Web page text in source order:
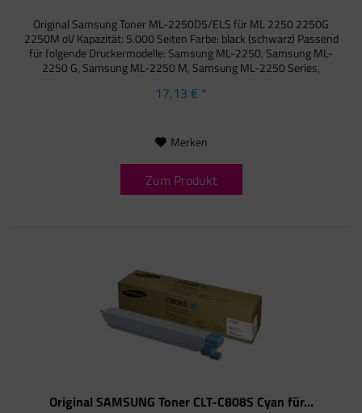
Original Samsung Toner ML-2250D5/ELS für ML 2250 2250G
2250M oV Kapazität: 5.000 Seiten Farbe: black (schwarz) Passend
für folgende Druckermodelle: Samsung ML-2250, Samsung ML-
2250 G, Samsung ML-2250 M, Samsung ML-2250 Series,
17,13 € *
Merken
Zum Produkt
Original SAMSUNG Toner CLT-C808S Cyan für...